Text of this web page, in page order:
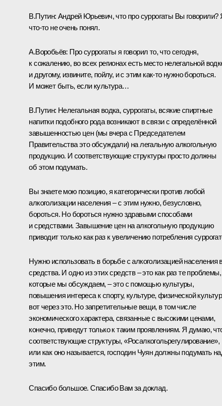
В.Путин: Андрей Юрьевич, что про суррогаты Вы говорили?
что‑то не очень понял.
А.Воробьёв: Про суррогаты я говорил то, что сегодня,
к сожалению, во всех регионах есть место нелегальной
и другому, извините, пойлу, и с этим как‑то нужно бороться.
И может быть, если культура…
В.Путин: Нелегальная водка, суррогаты, всякие спиртные
напитки подобного рода возникают в связи с определённой
завышенностью цен (мы вчера с Председателем
Правительства это обсуждали) на легальную алкогольную
продукцию. И соответствующие структуры просто должны
об этом подумать.
Вы знаете мою позицию, я категорически против любой
алкоголизации населения – с этим нужно, безусловно,
бороться. Но бороться нужно здравыми способами
и средствами. Завышение цен на алкогольную продукцию
приводит только как раз к увеличению потребления
Нужно использовать в борьбе с алкоголизацией населения
средства. И одно из этих средств – это как раз те проблемы,
которые мы обсуждаем, – это с помощью культуры,
повышения интереса к спорту, культуре, физической
вот через это. Но запретительные вещи, в том числе
экономического характера, связанные с высокими ценами,
конечно, приведут только к таким проявлениям. Я думаю,
соответствующие структуры, «Росалкогольрегулирование»,
или как оно называется, господин Чуян должны подумать
этим.
Спасибо большое. Спасибо Вам за доклад.